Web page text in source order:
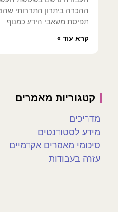
ההכרה ביתרון התחרותי
תפיסת משאבי הידע כמנוף
קרא עוד »
קטגוריות מאמרים
מדריכים
מידע לסטודנטים
סיכומי מאמרים אקדמיים
עזרה בעבודות